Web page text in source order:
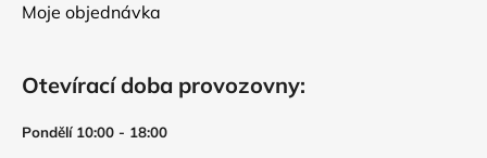
Moje objednávka
Otevírací doba provozovny:
Pondělí 10:00 - 18:00